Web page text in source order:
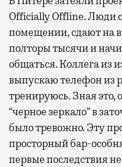
Officially Offline. Люди
помещении, сдают на
полторы тысячи и
общаться. Коллега из
выпускаю телефон из
тренируюсь. Зная это,
“черное зеркало” в
было тревожно. Эту
просторный бар-
первые последствия